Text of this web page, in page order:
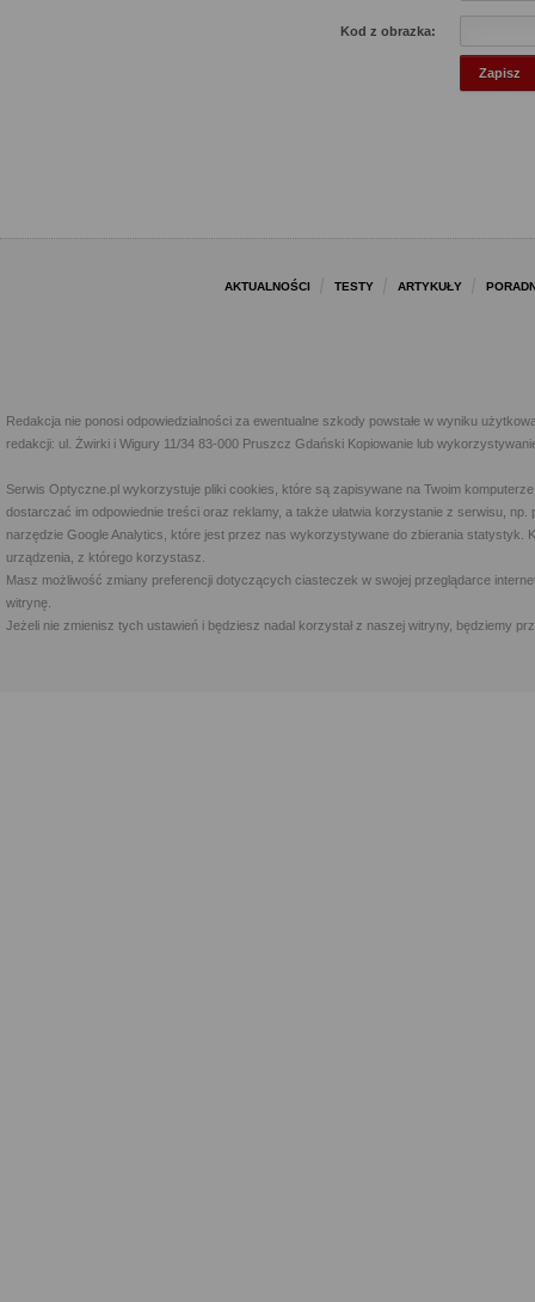
Kod z obrazka:
AKTUALNOŚCI TESTY ARTYKUŁY
Redakcja nie ponosi odpowiedzialności za ewentualne szkody powstałe w wyniku
redakcji: ul. Żwirki i Wigury 11/34 83-000 Pruszcz Gdański Kopiowanie lub
Serwis Optyczne.pl wykorzystuje pliki cookies, które są zapisywane na Twoim
dostarczać im odpowiednie treści oraz reklamy, a także ułatwia korzystanie z serwisu,
narzędzie Google Analytics, które jest przez nas wykorzystywane do zbierania statystyk.
urządzenia, z którego korzystasz.
Masz możliwość zmiany preferencji dotyczących ciasteczek w swojej przeglądarce
witrynę.
Jeżeli nie zmienisz tych ustawień i będziesz nadal korzystał z naszej witryny, będziemy